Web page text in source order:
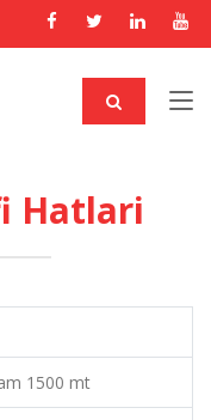
Hatlari
1500 mt